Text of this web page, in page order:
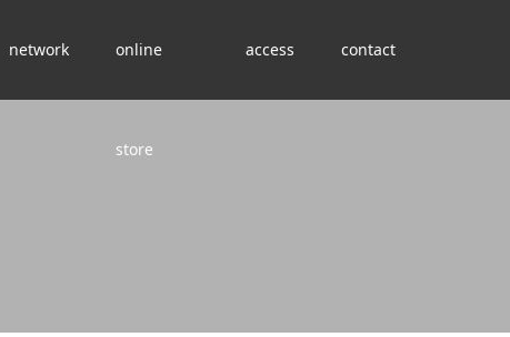
network online
store
access contact